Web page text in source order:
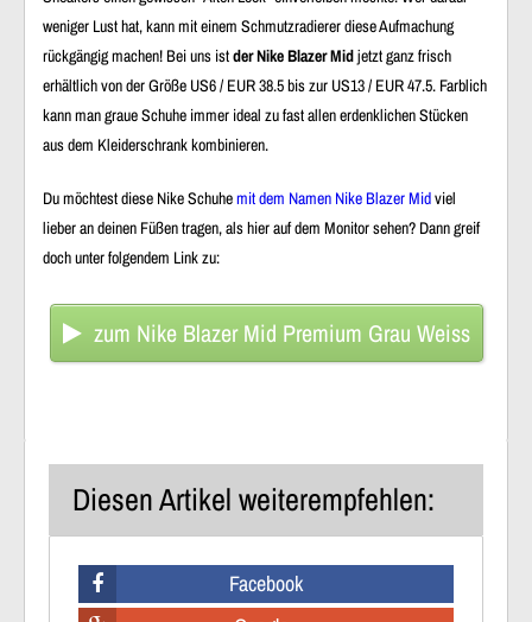
weniger Lust hat, kann mit einem Schmutzradierer diese Aufmachung
rückgängig machen! Bei uns istder Nike Blazer Midjetzt ganz frisch
erhältlich von der Größe US6 / EUR 38.5 bis zur US13 / EUR 47.5. Farblich
kann man graue Schuhe immer ideal zu fast allen erdenklichen Stücken
aus dem Kleiderschrank kombinieren.
Du möchtest diese Nike Schuhemit dem Namen Nike Blazer Midviel
lieber an deinen Füßen tragen, als hier auf dem Monitor sehen? Dann greif
doch unter folgendem Link zu:
zum Nike Blazer Mid Premium Grau Weiss
Diesen Artikel weiterempfehlen:
Facebook